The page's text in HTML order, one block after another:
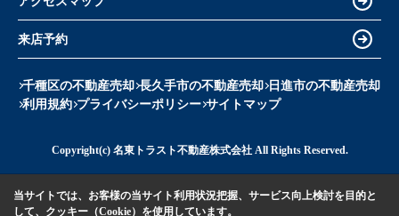
来店予約
千種区の不動産売却 長久手市の不動産売却 日進市の不動産売却
利用規約 プライバシーポリシー サイトマップ
Copyright(c) 名東トラスト不動産株式会社 All Rights Reserved.
当サイトでは、お客様の当サイト利用状況把握、サービス向上検討を目的と
して、クッキー（Cookie）を使用しています。